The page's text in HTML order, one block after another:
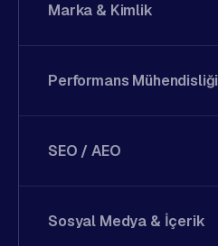
Marka & Kimlik
Performans Mühendisliği
SEO / AEO
Sosyal Medya & İçerik